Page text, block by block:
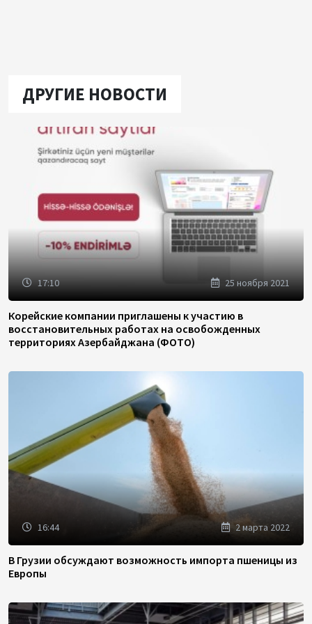
ДРУГИЕ НОВОСТИ
17:10 25 ноября 2021
Корейские компании приглашены к участию в
восстановительных работах на освобожденных
территориях Азербайджана (ФОТО)
16:44 2 марта 2022
В Грузии обсуждают возможность импорта пшеницы из
Европы